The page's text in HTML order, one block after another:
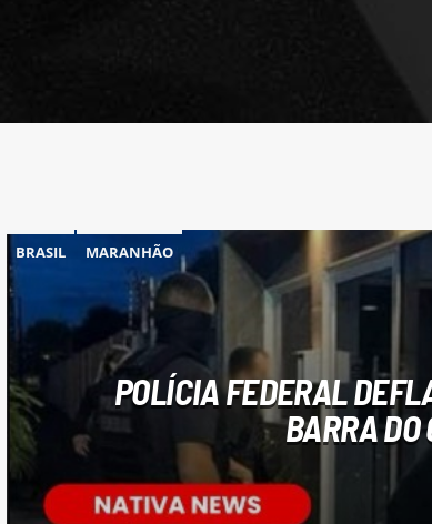
BRASIL MARANHÃO
POLÍCIA FEDERAL
BARRA DO